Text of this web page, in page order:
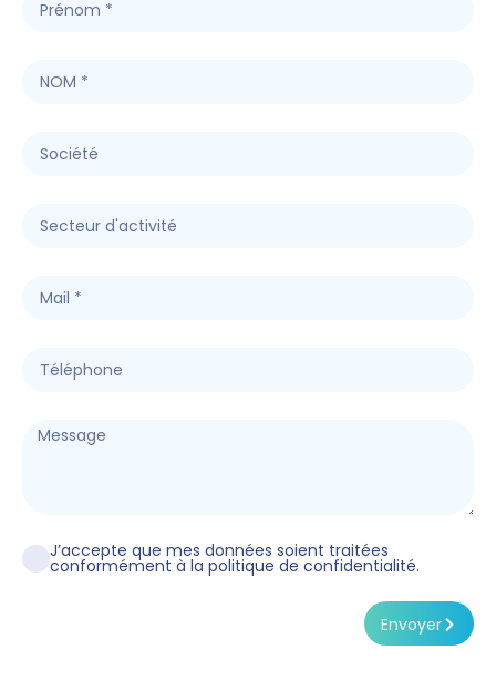
J’accepte que mes données soient traitées
conformément à la politique de confidentialité.
Envoyer